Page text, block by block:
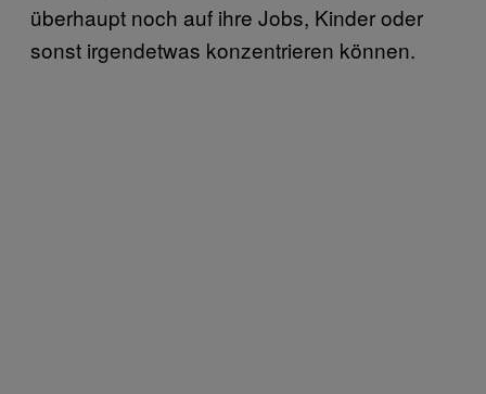
überhaupt noch auf ihre Jobs, Kinder oder
sonst irgendetwas konzentrieren können.